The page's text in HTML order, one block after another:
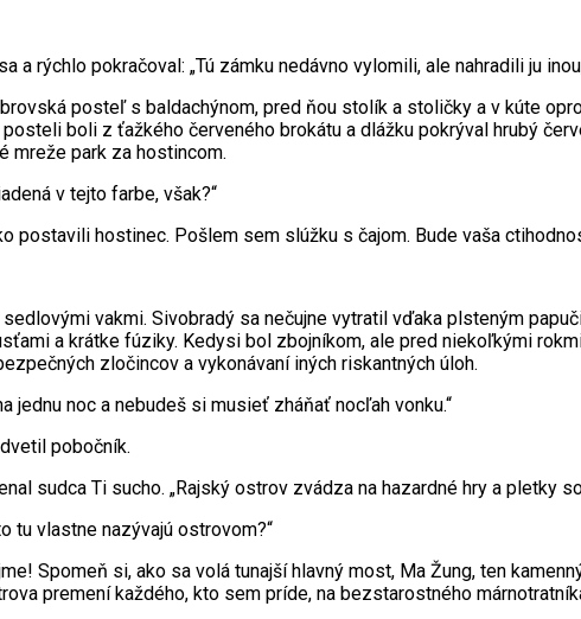
a rýchlo pokračoval: „Tú zámku nedávno vylomili, ale nahradili ju
posteľ s baldachýnom, pred ňou stolík a stoličky a v kúte
boli z ťažkého červeného brokátu a dlážku pokrýval hrubý
mreže park za hostincom.
v tejto farbe, však?“
postavili hostinec. Pošlem sem slúžku s čajom. Bude vaša
vakmi. Sivobradý sa nečujne vytratil vďaka plsteným
a krátke fúziky. Kedysi bol zbojníkom, ale pred niekoľkými
zločincov a vykonávaní iných riskantných úloh.
jednu noc a nebudeš si musieť zháňať nocľah vonku.“
pobočník.
sudca Ti sucho. „Rajský ostrov zvádza na hazardné hry a pletky
tu vlastne nazývajú ostrovom?“
Spomeň si, ako sa volá tunajší hlavný most, Ma Žung, ten
premení každého, kto sem príde, na bezstarostného